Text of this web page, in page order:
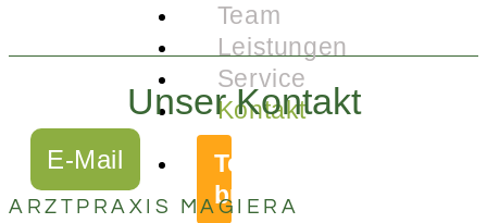
Team
Leistungen
Service
Kontakt
Termin
buchen
Unser Kontakt
E-Mail
ARZTPRAXIS MAGIERA